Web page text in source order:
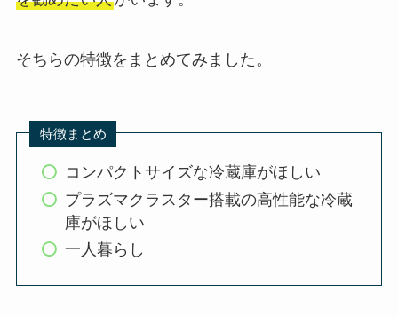
そちらの特徴をまとめてみました。
特徴まとめ
コンパクトサイズな冷蔵庫がほしい
プラズマクラスター搭載の高性能な冷蔵
庫がほしい
一人暮らし